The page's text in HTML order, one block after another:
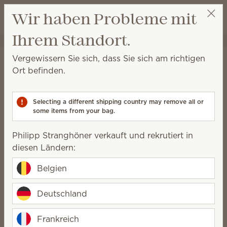
Wunschliste
Warenkorb
Philipp Stranghöner Party auswählen
Informationen zum
Versand*
Bestellungen nach Deutschland:
Bei einem Verkaufswert von bis zu 619,99 € kostet der
Versand 7 €.
Bei einem Verkaufswert von 620 € und mehr ist der
Versand gratis.
Alle Versandkosten verstehen sich inklusive MwSt.
Widerrufsrecht
Sie haben das Recht, binnen vierzehn Tagen ohne
Angabe von Gründen diesen Vertrag zu widerrufen.
Wir haben Probleme mit
Ihrem Standort.
Vergewissern Sie sich, dass Sie sich am richtigen
Ort befinden.
Selecting a different shipping country may remove all or
some items from your bag.
Philipp Stranghöner verkauft und rekrutiert in
diesen Ländern:
Belgien
Deutschland
Frankreich